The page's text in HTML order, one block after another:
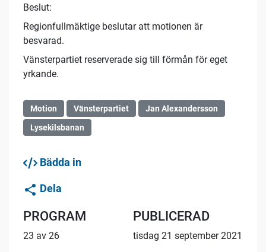
Beslut:
Regionfullmäktige beslutar att motionen är
besvarad.
Vänsterpartiet reserverade sig till förmån för eget
yrkande.
Motion Vänsterpartiet
Jan Alexandersson
Lysekilsbanan
Bädda in
Dela
PROGRAM
23 av 26
PUBLICERAD
tisdag 21 september 2021